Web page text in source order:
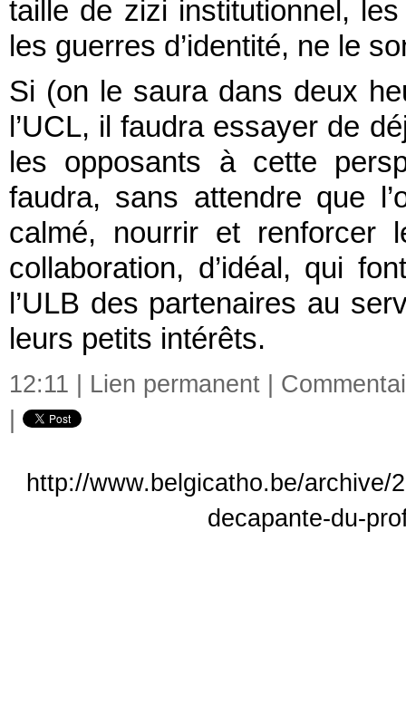
taille de zizi institutionnel,
les guerres d’identité, ne le
Si (on le saura dans deux
l’UCL, il faudra essayer de
les opposants à cette
faudra, sans attendre que
calmé, nourrir et renforcer
collaboration, d’idéal, qui
l’ULB des partenaires au
leurs petits intérêts.
12:11 | Lien permanent
http://www.belgicatho.be/archive/
decapante-du-